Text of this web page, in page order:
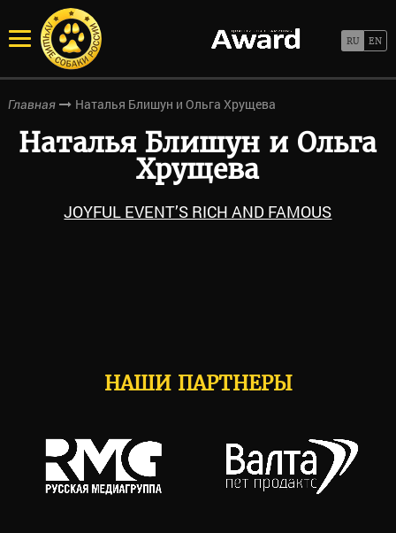
Главная Наталья Блишун и Ольга Хрущева
Наталья Блишун и Ольга
Хрущева
JOYFUL EVENT’S RICH AND FAMOUS
НАШИ ПАРТНЕРЫ